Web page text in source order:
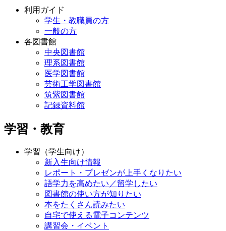
利用ガイド
学生・教職員の方
一般の方
各図書館
中央図書館
理系図書館
医学図書館
芸術工学図書館
筑紫図書館
記録資料館
学習・教育
学習（学生向け）
新入生向け情報
レポート・プレゼンが上手くなりたい
語学力を高めたい／留学したい
図書館の使い方が知りたい
本をたくさん読みたい
自宅で使える電子コンテンツ
講習会・イベント